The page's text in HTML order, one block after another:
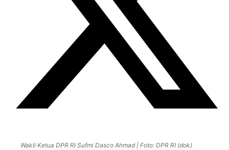
Wakil Ketua DPR RI Sufmi Dasco Ahmad | Foto: DPR RI (dok)